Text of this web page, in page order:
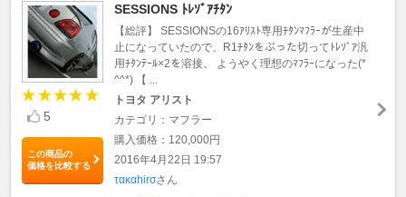
5
この商品の
価格を比較する
SESSIONS ﾄﾚｿﾞｱﾁﾀﾝ
【総評】 SESSIONSの16ｱﾘｽﾄ専用ﾁﾀﾝﾏﾌﾗｰが生産中
止になっていたので、R1ﾁﾀﾝをぶった切ってﾄﾚｿﾞｱ汎
用ﾁﾀﾝﾃｰﾙ×2を溶接。 ようやく理想のﾏﾌﾗｰになった(*
^^*) 【 ...
トヨタ アリスト
カテゴリ：マフラー
購入価格：120,000円
2016年4月22日 19:57
τακαhirσさん